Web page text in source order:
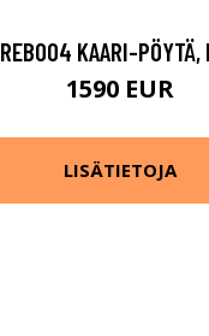
REB004 KAARI-PÖYTÄ,
1590 EUR
LISÄTIETOJA